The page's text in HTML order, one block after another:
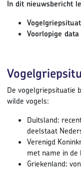
In dit nieuwsbericht
Voorlopige
De vogelgriepsituatie
wilde vogels:
Duitsland:
deelstaat
Verenigd
met name in de
Griekenland: